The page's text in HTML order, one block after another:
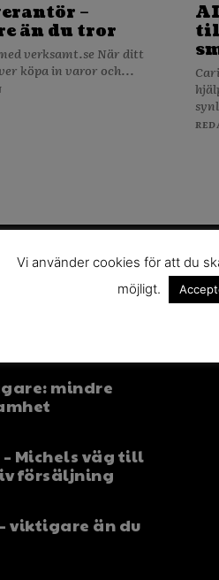
–
än du tror
När ditt
köpa in varor och...
mindre
Michels väg till
försäljning
viktigare än du
Vi använder cookies för att du
möjligt.